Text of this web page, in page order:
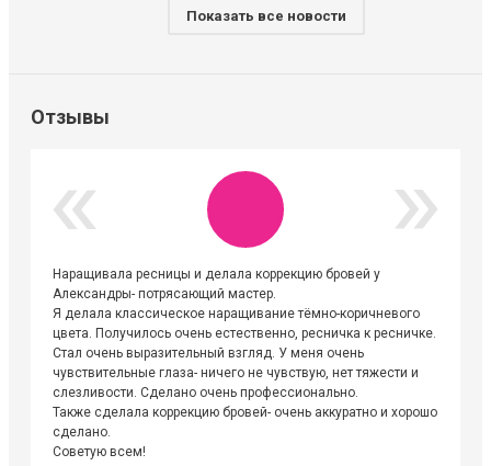
Показать все новости
Отзывы
Наращивала ресницы и делала коррекцию бровей у
Александры- потрясающий мастер.
Я делала классическое наращивание тёмно-коричневого
цвета. Получилось очень естественно, ресничка к ресничке.
Стал очень выразительный взгляд. У меня очень
чувствительные глаза- ничего не чувствую, нет тяжести и
слезливости. Сделано очень профессионально.
Также сделала коррекцию бровей- очень аккуратно и хорошо
сделано.
Советую всем!